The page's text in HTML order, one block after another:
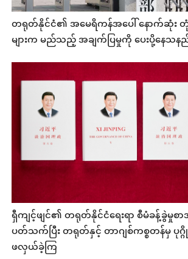
တရုတ်နိုင်ငံ၏ အမေရိကန်အပေါ် နောက်ဆုံး
များက မည်သည့် အချက်ပြမှုကို ပေးပို့နေသန
ရှီကျင့်ဖျင်၏ တရုတ်နိုင်ငံရေးရာ စီမံခန့်ခွဲမှုစ
ပတ်သက်ပြီး တရုတ်နှင့် တာဂျစ်ကစ္စတန်မှ ပုဂ္ဂို
ဖလှယ်ခဲ့ကြ